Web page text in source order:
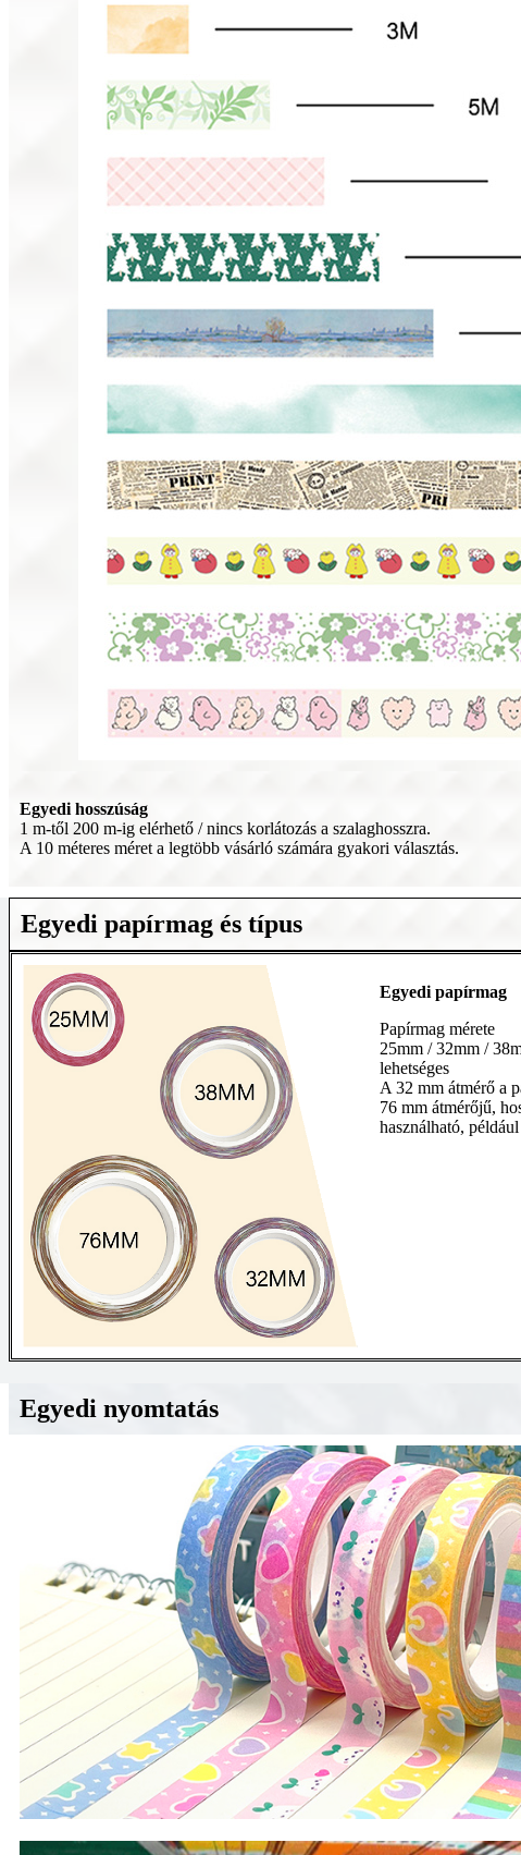
Egyedi hosszúság
1 m-től 200 m-ig elérhető / nincs korlátozás a szalaghosszra.
A 10 méteres méret a legtöbb vásárló számára gyakori választás.
Egyedi papírmag és típus
Egyedi papírmag
Papírmag mérete
25mm / 32mm /
lehetséges
A 32 mm átmérő a
76 mm átmérőjű,
használható,
Egyedi nyomtatás